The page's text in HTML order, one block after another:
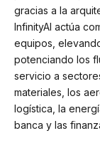
gracias a la
InfinityAI actúa
equipos,
potenciando los
servicio a
materiales, los
logística, la
banca y las